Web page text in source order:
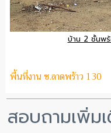
บ้าน 2 ชั้นพร้
พื้นที่งาน ซ.ลาดพร้าว 130
สอบถามเพิ่ม